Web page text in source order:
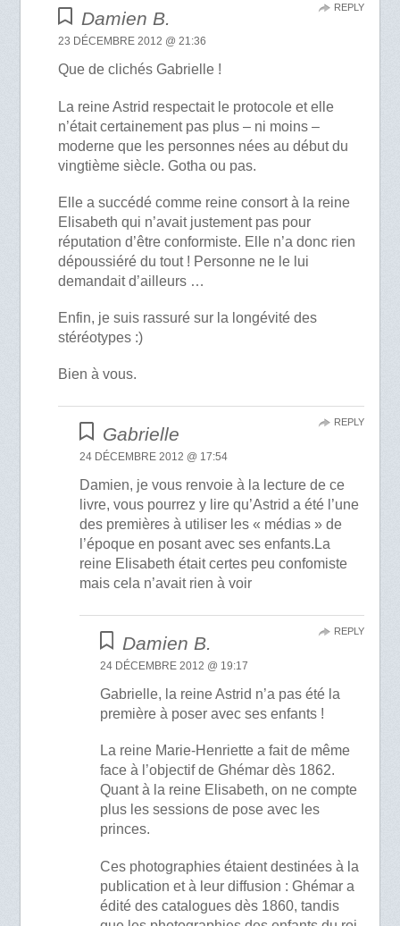
Damien B.
23 DÉCEMBRE 2012 @ 21:36
Que de clichés Gabrielle !
La reine Astrid respectait le protocole et elle
n’était certainement pas plus – ni moins –
moderne que les personnes nées au début du
vingtième siècle. Gotha ou pas.
Elle a succédé comme reine consort à la reine
Elisabeth qui n’avait justement pas pour
réputation d’être conformiste. Elle n’a donc rien
dépoussiéré du tout ! Personne ne le lui
demandait d’ailleurs …
Enfin, je suis rassuré sur la longévité des
stéréotypes :)
Bien à vous.
REPLY
Gabrielle
24 DÉCEMBRE 2012 @ 17:54
Damien, je vous renvoie à la lecture de ce
livre, vous pourrez y lire qu’Astrid a été l’une
des premières à utiliser les « médias » de
l’époque en posant avec ses enfants.La
reine Elisabeth était certes peu confomiste
mais cela n’avait rien à voir
REPLY
Damien B.
24 DÉCEMBRE 2012 @ 19:17
Gabrielle, la reine Astrid n’a pas été la
première à poser avec ses enfants !
La reine Marie-Henriette a fait de même
face à l’objectif de Ghémar dès 1862.
Quant à la reine Elisabeth, on ne compte
plus les sessions de pose avec les
princes.
Ces photographies étaient destinées à la
publication et à leur diffusion : Ghémar a
édité des catalogues dès 1860, tandis
REPLY